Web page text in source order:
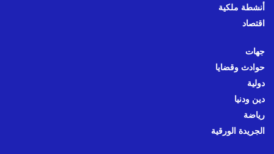
أنشطة ملكية
اقتصاد
جهات
حوادث وقضايا
دولية
دين ودنيا
رياضة
الجريدة الورقية